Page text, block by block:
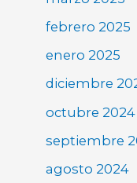
febrero 2025
enero 2025
diciembre
octubre 2024
septiembre
agosto 2024